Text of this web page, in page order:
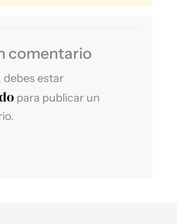
comentario
debes estar
para publicar un